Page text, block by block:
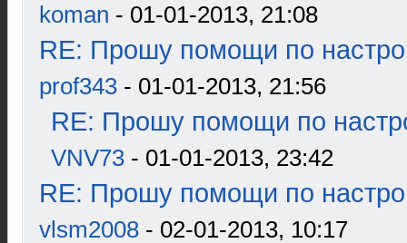
koman - 01-01-2013, 21:08
RE: Прошу помощи по
prof343 - 01-01-2013, 21:56
RE: Прошу помощи по
VNV73 - 01-01-2013, 23:42
RE: Прошу помощи по
vlsm2008 - 02-01-2013, 10:17